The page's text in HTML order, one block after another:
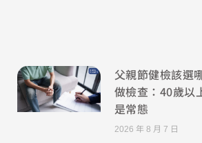
父親節健檢該選
做檢查：40歲以
是常態
2026 年 8 月 7 日